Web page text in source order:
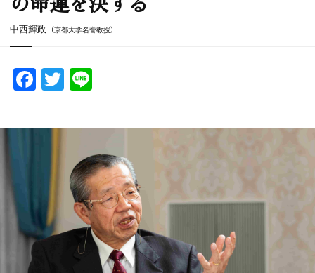
中西輝政 （京都大学名誉教授）
F
a
c
o
o
k
T
w
itte